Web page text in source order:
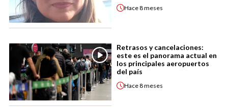
Hace8 meses
Retrasos y cancelaciones:
este es el panorama actual en
los principales aeropuertos
del país
Hace8 meses